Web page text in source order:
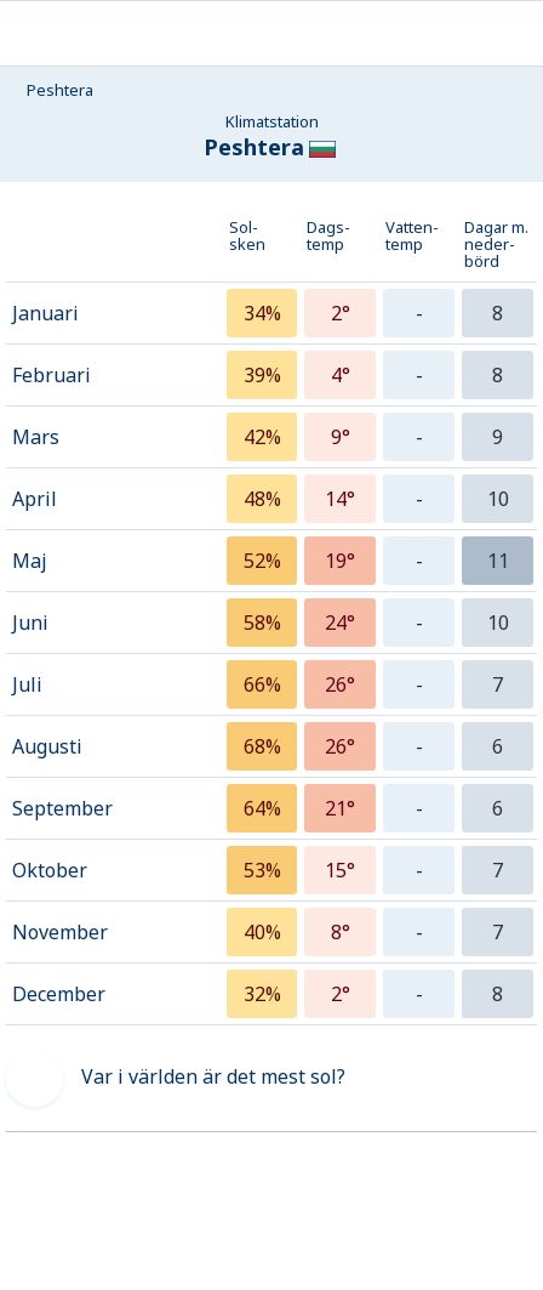
Peshtera
Klimatstation
Peshtera
Sol-
sken
Dags-
temp
Vatten-
temp
Dagar m.
neder­
börd
Januari 34% 2° - 8
Februari 39% 4° - 8
Mars 42% 9° - 9
April 48% 14° - 10
Maj 52% 19° - 11
Juni 58% 24° - 10
Juli 66% 26° - 7
Augusti 68% 26° - 6
September 64% 21° - 6
Oktober 53% 15° - 7
November 40% 8° - 7
December 32% 2° - 8
Var i världen är det mest sol?